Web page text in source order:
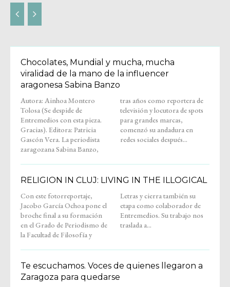
Chocolates, Mundial y mucha, mucha
viralidad de la mano de la influencer
aragonesa Sabina Banzo
Autora: Ainhoa Montero
Tolosa (Se despide de
Entremedios con esta pieza.
Gracias). Editora: Patricia
Gascón Vera. La periodista
zaragozana Sabina Banzo,
tras años como reportera de
televisión y locutora de spots
para grandes marcas,
comenzó su andadura en
redes sociales después...
RELIGION IN CLUJ: LIVING IN THE ILLOGICAL
Con este fotorreportaje,
Jacobo García Ochoa pone el
broche final a su formación
en el Grado de Periodismo de
la Facultad de Filosofía y
Letras y cierra también su
etapa como colaborador de
Entremedios. Su trabajo nos
traslada a...
Te escuchamos. Voces de quienes llegaron a
Zaragoza para quedarse